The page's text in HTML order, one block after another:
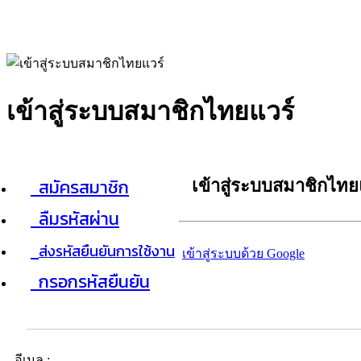
เข้าสู่ระบบสมาชิกไทยแวร์
สมัครสมาชิก
ลืมรหัสผ่าน
ส่งรหัสยืนยันการใช้งาน
กรอกรหัสยืนยัน
เข้าสู่ระบบสมาชิกไท
เข้าสู่ระบบด้วย Google